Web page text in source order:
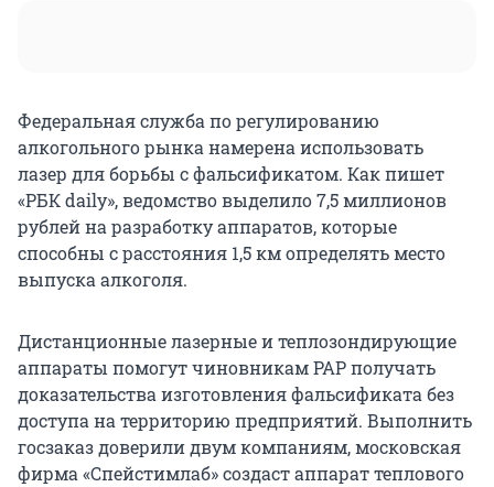
Федеральная служба по регулированию
алкогольного рынка намерена использовать
лазер для борьбы с фальсификатом. Как пишет
«РБК daily», ведомство выделило 7,5 миллионов
рублей на разработку аппаратов, которые
способны с расстояния 1,5 км определять место
выпуска алкоголя.
Дистанционные лазерные и теплозондирующие
аппараты помогут чиновникам РАР получать
доказательства изготовления фальсификата без
доступа на территорию предприятий. Выполнить
госзаказ доверили двум компаниям, московская
фирма «Спейстимлаб» создаст аппарат теплового